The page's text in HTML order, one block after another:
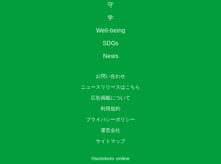
守
学
Well-being
SDGs
News
お問い合わせ
ニュースリリースはこちら
広告掲載について
利用規約
プライバシーポリシー
運営会社
サイトマップ
©sotokoto online